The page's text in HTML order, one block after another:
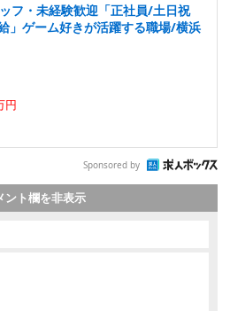
フ・未経験歓迎「正社員/土日祝
」ゲーム好きが活躍する職場/横浜
円
Sponsored by
ント欄を非表示